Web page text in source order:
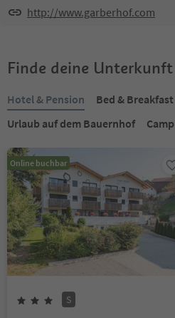
http://www.garberhof.com
Finde deine
Hotel & Pension
Bed & Breakfast
Urlaub auf dem Bauernhof
Online buchbar
S